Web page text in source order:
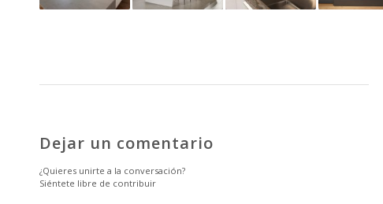
Dejar un comentario
¿Quieres unirte a la conversación?
Siéntete libre de contribuir